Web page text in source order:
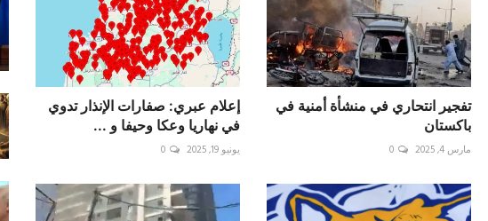
تفجير انتحاري في منشأة أمنية في
باكستان
مارس 4, 2025 0
إعلام عبري: صفارات الإنذار تدوي
في نهاريا وعكا وحيفا و ...
يونيو 19, 2025 0